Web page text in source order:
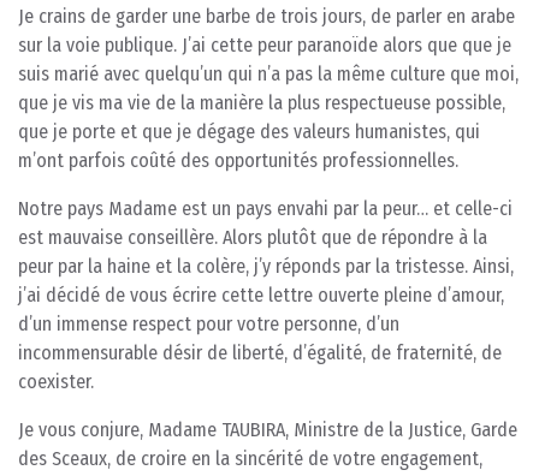
Je crains de garder une barbe de trois jours, de parler en arabe
sur la voie publique. J’ai cette peur paranoïde alors que que je
suis marié avec quelqu’un qui n’a pas la même culture que moi,
que je vis ma vie de la manière la plus respectueuse possible,
que je porte et que je dégage des valeurs humanistes, qui
m’ont parfois coûté des opportunités professionnelles.
Notre pays Madame est un pays envahi par la peur… et celle-ci
est mauvaise conseillère. Alors plutôt que de répondre à la
peur par la haine et la colère, j’y réponds par la tristesse. Ainsi,
j’ai décidé de vous écrire cette lettre ouverte pleine d’amour,
d’un immense respect pour votre personne, d’un
incommensurable désir de liberté, d’égalité, de fraternité, de
coexister.
Je vous conjure, Madame TAUBIRA, Ministre de la Justice, Garde
des Sceaux, de croire en la sincérité de votre engagement,